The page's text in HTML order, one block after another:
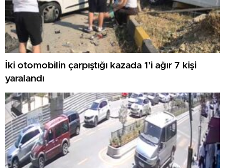
İki otomobilin çarpıştığı kazada 1’i ağır 7 kişi
yaralandı